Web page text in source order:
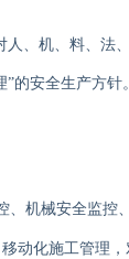
、机、料、法
的安全生产方针。
、机械安全监控
动化施工管理